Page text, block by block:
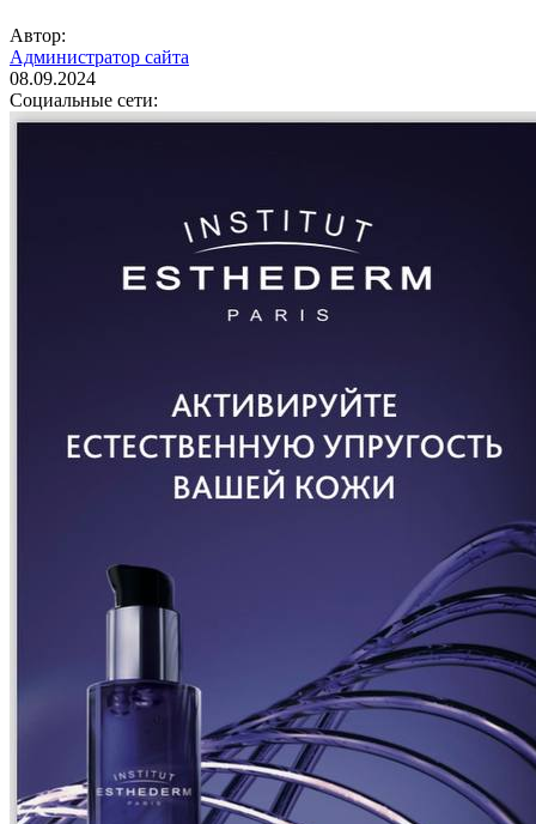
Автор:
Администратор сайта
08.09.2024
Социальные сети: